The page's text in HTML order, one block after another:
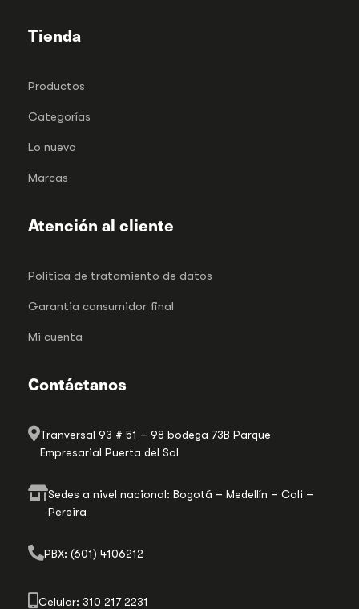
Tienda
Productos
Categorías
Lo nuevo
Marcas
Atención al cliente
Politica de tratamiento de datos
Garantia consumidor final
Mi cuenta
Contáctanos
Tranversal 93 # 51 – 98 bodega 73B Parque
Empresarial Puerta del Sol
Sedes a nivel nacional: Bogotá – Medellín – Cali –
Pereira
PBX: (601) 4106212
Celular: 310 217 2231